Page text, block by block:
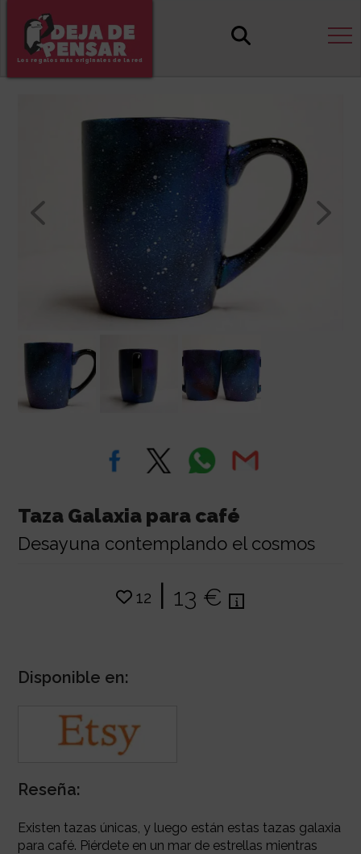
Los regalos más originales de la red
Taza Galaxia para café
Desayuna contemplando el cosmos
12 | 13 €
Disponible en:
Reseña:
Existen tazas únicas, y luego están estas tazas galaxia
para café. Piérdete en un mar de estrellas mientras